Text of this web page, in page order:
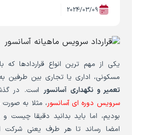
2024/03/09
یکی از مهم ترین انواع قراردادها
مسکونی، اداری یا تجاری بین طرفین
تعمیر و نگهداری آسانسور است. در
سرویس دوره ای آسانسور، مثلا به
بودیم، اما باید بدانید دقیقا چیست
امضا رساند تا هر طرف یعنی شرکت